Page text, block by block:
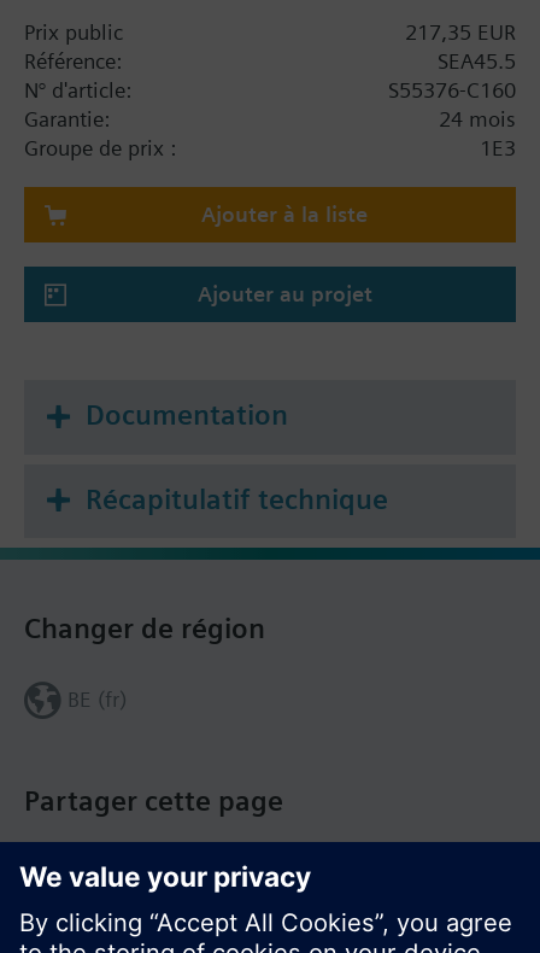
Prix public
217,35 EUR
Référence:
SEA45.5
N° d'article:
S55376-C160
Garantie:
24 mois
Groupe de prix :
1E3
Ajouter à la liste
Ajouter au projet
Documentation
Récapitulatif technique
Partager cette page
Changer de région
BE (fr)